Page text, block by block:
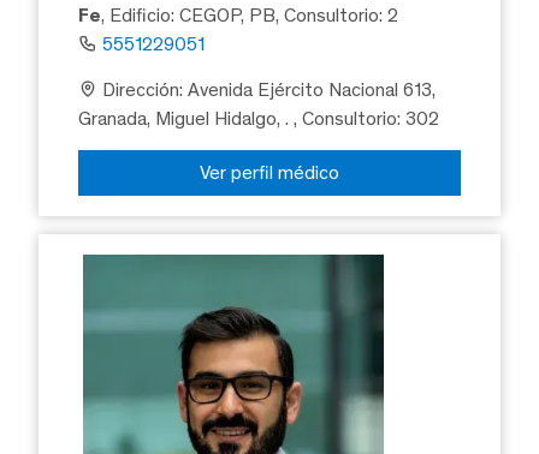
Fe, Edificio: CEGOP, PB, Consultorio: 2
5551229051
Dirección: Avenida Ejército Nacional 613,
Granada, Miguel Hidalgo, ., Consultorio: 302
Ver perfil médico